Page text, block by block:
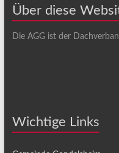
Über diese
Die AGG ist der
Wichtige Links